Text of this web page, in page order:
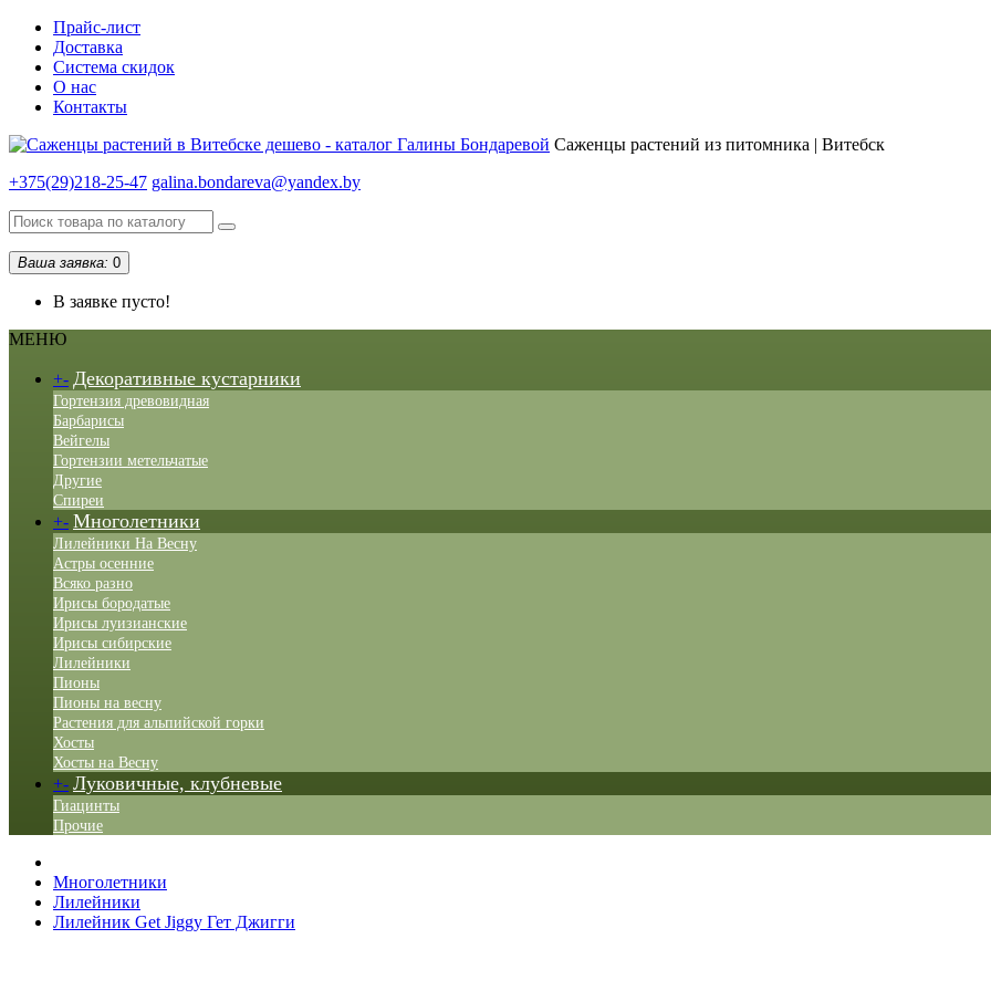
Прайс-лист
Доставка
Система скидок
О нас
Контакты
Саженцы растений из питомника | Витебск
+375(29)218-25-47 galina.bondareva@yandex.by
Ваша заявка: 0
В заявке пусто!
МЕНЮ
+- Декоративные кустарники
Гортензия древовидная
Барбарисы
Вейгелы
Гортензии метельчатые
Другие
Спиреи
+- Многолетники
Лилейники На Весну
Астры осенние
Всяко разно
Ирисы бородатые
Ирисы луизианские
Ирисы сибирские
Лилейники
Пионы
Пионы на весну
Растения для альпийской горки
Хосты
Хосты на Весну
+- Луковичные, клубневые
Гиацинты
Прочие
Многолетники
Лилейники
Лилейник Get Jiggy Гет Джигги